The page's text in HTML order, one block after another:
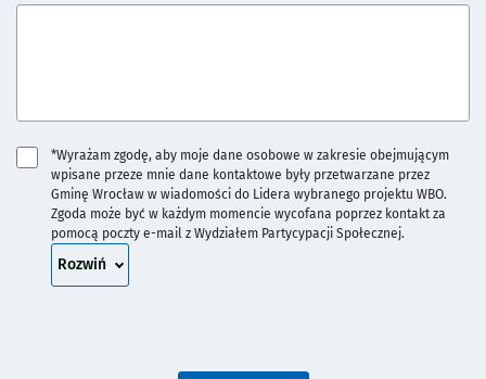
*Wyrażam zgodę, aby moje dane osobowe w zakresie obejmującym
wpisane przeze mnie dane kontaktowe były przetwarzane przez
Gminę Wrocław w wiadomości do Lidera wybranego projektu WBO.
Zgoda może być w każdym momencie wycofana poprzez kontakt za
pomocą poczty e-mail z Wydziałem Partycypacji Społecznej.
Rozwińtreść zgody